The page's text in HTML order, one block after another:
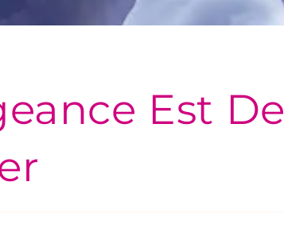
Est De